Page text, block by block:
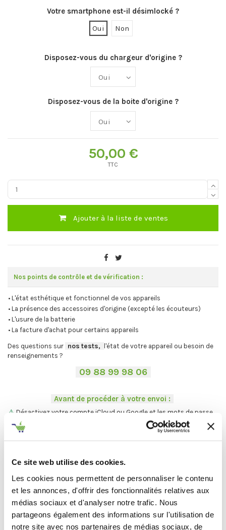
Ce site web utilise des cookies.
Les cookies nous permettent de personnaliser le contenu
et les annonces, d'offrir des fonctionnalités relatives aux
médias sociaux et d'analyser notre trafic. Nous
partageons également des informations sur l'utilisation de
notre site avec nos partenaires de médias sociaux, de
Votre smartphone est-il désimlocké ?
Oui
Non
Disposez-vous du chargeur d'origine ?
Disposez-vous de la boite d'origine ?
50,00 €
TTC
Ajouter à la liste de ventes
Nos points de contrôle et de vérification :
• L'état esthétique et fonctionnel de vos appareils
• La présence des accessoires d'origine (excepté les écouteurs)
• L'usure de la batterie
• La facture d'achat pour certains appareils
Des questions sur nos tests, l'état de votre appareil ou besoin de
renseignements ?
09 88 99 98 06-
Avant de procéder à votre envoi :-
⚠ Désactivez votre compte iCloud ou Google et les mots de passe.
C'est par ici
Et maintenant... ♫